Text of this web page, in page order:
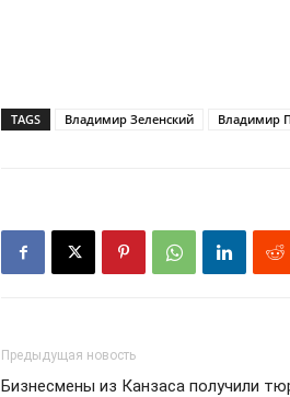
TAGS Владимир Зеленский Владимир
Предыдущая новость
Бизнесмены из Канзаса получили